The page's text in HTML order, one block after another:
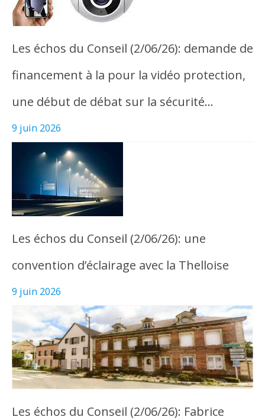
Les échos du Conseil (2/06/26): demande de
financement à la pour la vidéo protection,
une début de débat sur la sécurité…
9 juin 2026
Les échos du Conseil (2/06/26): une
convention d’éclairage avec la Thelloise
9 juin 2026
Les échos du Conseil (2/06/26): Fabrice